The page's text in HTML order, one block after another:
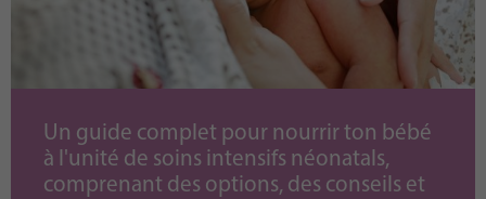
Un guide complet pour nourrir ton bébé
à l'unité de soins intensifs néonatals,
comprenant des options, des conseils et